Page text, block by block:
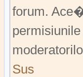
forum.
Sus